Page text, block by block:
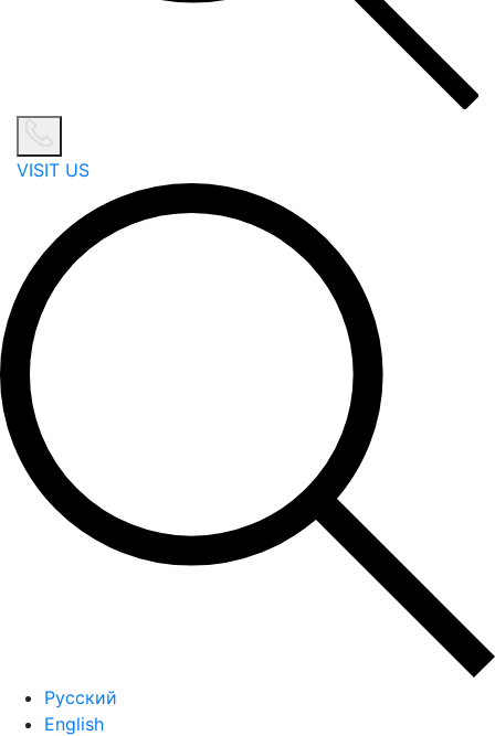
VISIT US
Русский
English